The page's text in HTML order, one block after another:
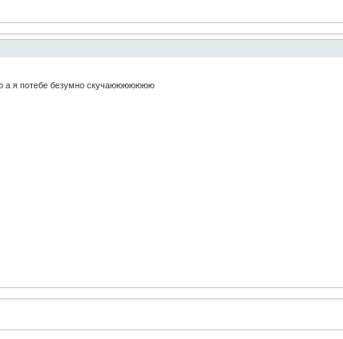
а я потебе безумно скучаююююююю